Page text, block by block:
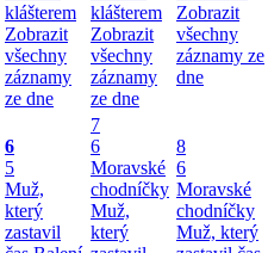
klášterem
Zobrazit
všechny
záznamy
ze dne
klášterem
Zobrazit
všechny
záznamy
ze dne
Zobrazit
všechny
záznamy ze
dne
6
5
Muž,
který
zastavil
7
6
Moravské
chodníčky
Muž,
který
8
6
Moravské
chodníčky
Muž, který